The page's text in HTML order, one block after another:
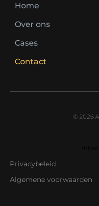
Home
Over ons
Cases
Contact
© 2026
Privacybeleid
Algemene voorwaarden